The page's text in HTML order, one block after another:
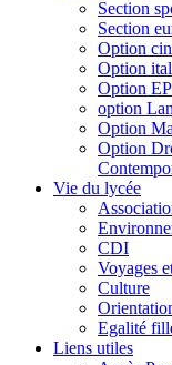
Section
Section
Option
Option
Option
option
Option
Option
Vie du lycée
CDI
Voyages
Culture
Egalité
Liens utiles